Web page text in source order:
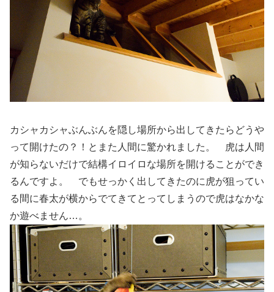
カシャカシャぶんぶんを隠し場所から出してきたらどうや
って開けたの？！とまた人間に驚かれました。 虎は人間
が知らないだけで結構イロイロな場所を開けることができ
るんですよ。 でもせっかく出してきたのに虎が狙ってい
る間に春太が横からでてきてとってしまうので虎はなかな
か遊べません…。